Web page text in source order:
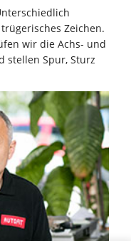
Zeichen.
wir die Achs- und
stellen Spur, Sturz